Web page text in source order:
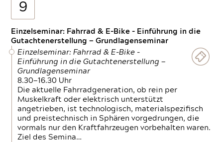
9
Einzelseminar: Fahrrad & E-Bike - Einführung in die
Gutachtenerstellung — Grundlagenseminar
Einzelseminar: Fahrrad & E-Bike -
Einführung in die Gutachtenerstellung —
Grundlagenseminar
8.30—16.30 Uhr
Die aktuelle Fahrradgeneration, ob rein per
Muskelkraft oder elektrisch unterstützt
angetrieben, ist technologisch, materialspezifisch
und preistechnisch in Sphären vorgedrungen, die
vormals nur den Kraftfahrzeugen vorbehalten waren.
Ziel des Semina…